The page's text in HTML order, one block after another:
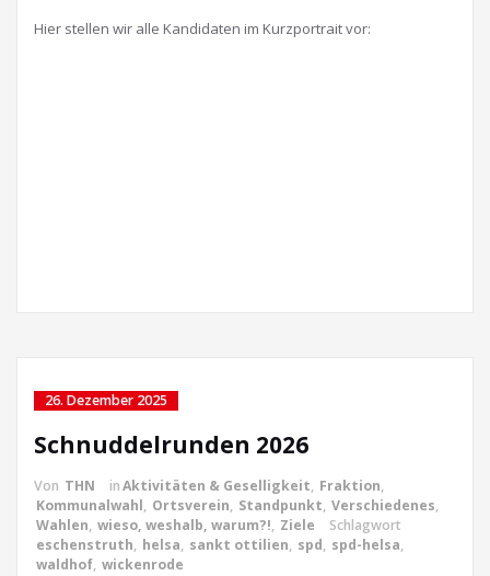
Hier stellen wir alle Kandidaten im Kurzportrait vor:
26. Dezember 2025
Schnuddelrunden 2026
Von THN inAktivitäten & Geselligkeit, Fraktion,
Kommunalwahl, Ortsverein, Standpunkt, Verschiedenes,
Wahlen, wieso, weshalb, warum?!, Ziele
Schlagwort
eschenstruth, helsa, sankt ottilien, spd, spd-helsa,
waldhof, wickenrode